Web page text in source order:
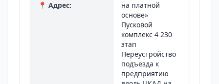
📍 Адрес:
на платной
основе»
Пусковой
комплекс 4 230
этап
Переустройство
подъезда к
предприятию